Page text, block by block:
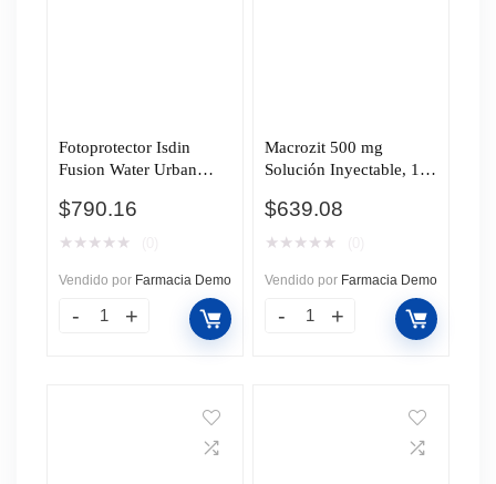
Fotoprotector Isdin
Fusion Water Urban
$790.16
★ ★ ★ ★ ★
Vendido por Farmacia Demo
Macrozit 500 mg
Solución Inyectable, 1
$639.08
★ ★ ★ ★ ★
Vendido por Farmacia Demo